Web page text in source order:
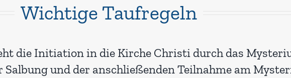
Wichtige Taufregeln
die Initiation in die Kirche Christi durch das
und der anschließenden Teilnahme am